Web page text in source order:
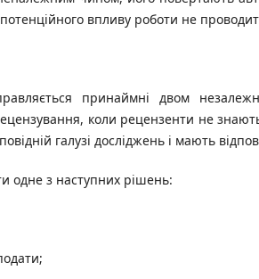
впливу роботи не
принаймні двом
коли рецензенти не
галузі досліджень і мають
одне з наступних рішень: